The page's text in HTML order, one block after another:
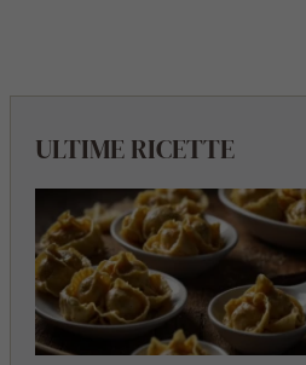
ULTIME RICETTE